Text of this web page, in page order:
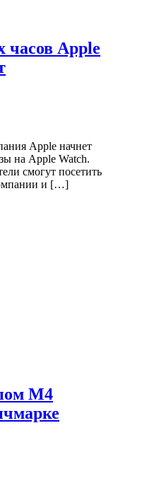
часов Apple
Apple начнет
на Apple Watch.
смогут посетить
и […]
M4